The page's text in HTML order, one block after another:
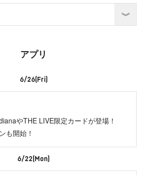
アプリ
6/26(Fri)
やTHE LIVE限定カードが登場！
も開始！
6/22(Mon)